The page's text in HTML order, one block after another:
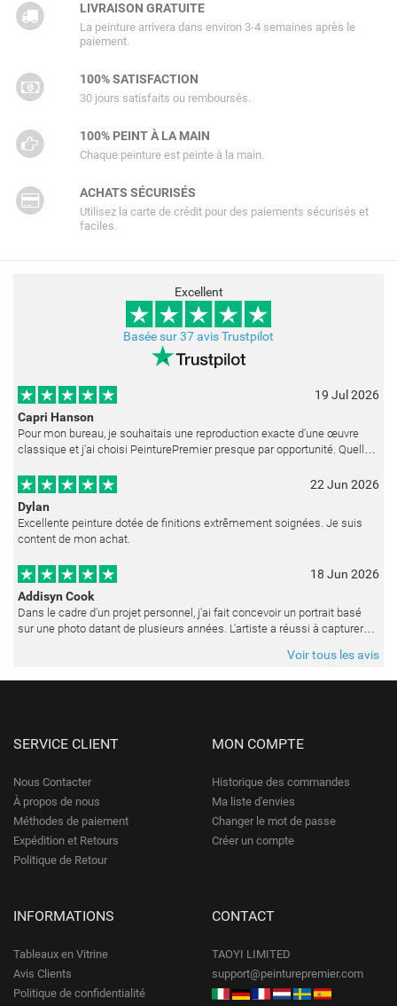
LIVRAISON GRATUITE
La peinture arrivera dans environ 3-4 semaines après le
paiement.
100% SATISFACTION
30 jours satisfaits ou remboursés.
100% PEINT À LA MAIN
Chaque peinture est peinte à la main.
ACHATS SÉCURISÉS
Utilisez la carte de crédit pour des paiements sécurisés et
faciles.
Excellent
Basée sur 37 avis Trustpilot
19 Jul 2026
Capri Hanson
Pour mon bureau, je souhaitais une reproduction exacte d'une œuvre
classique et j'ai choisi PeinturePremier presque par opportunité. Quelle
22 Jun 2026
Dylan
Excellente peinture dotée de finitions extrêmement soignées. Je suis
content de mon achat.
18 Jun 2026
Addisyn Cook
Dans le cadre d'un projet personnel, j'ai fait concevoir un portrait basé
sur une photo datant de plusieurs années. L'artiste a réussi à capturer
Voir tous les avis
SERVICE CLIENT
Nous Contacter
À propos de nous
Méthodes de paiement
Expédition et Retours
Politique de Retour
MON COMPTE
Historique des commandes
Ma liste d'envies
Changer le mot de passe
Créer un compte
INFORMATIONS
Tableaux en Vitrine
Avis Clients
Politique de confidentialité
CONTACT
TAOYI LIMITED
support@peinturepremier.com